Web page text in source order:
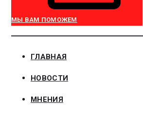
МЫ ВАМ ПОМОЖЕМ
ГЛАВНАЯ
НОВОСТИ
МНЕНИЯ